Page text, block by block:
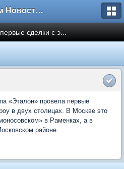
Форум Новостройки
сделки с э...
«Эталон» провела первые
в двух столицах. В Москве это
в Раменках, а в
районе.